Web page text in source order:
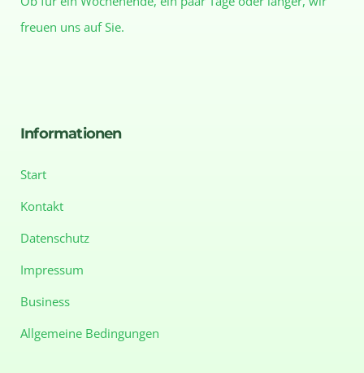
freuen uns auf Sie.
Informationen
Start
Kontakt
Datenschutz
Impressum
Business
Allgemeine Bedingungen